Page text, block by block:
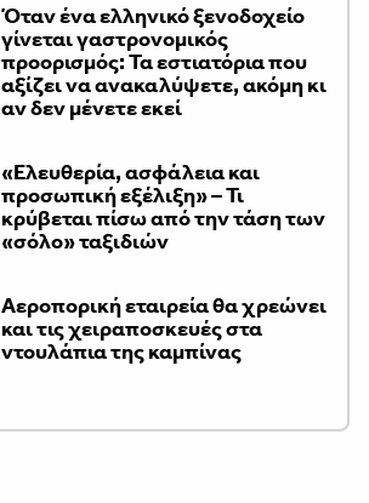
Όταν ένα ελληνικό ξενοδοχείο
γίνεται γαστρονομικός
προορισμός: Τα εστιατόρια που
αξίζει να ανακαλύψετε, ακόμη κι
αν δεν μένετε εκεί
«Ελευθερία, ασφάλεια και
προσωπική εξέλιξη» – Τι
κρύβεται πίσω από την τάση των
«σόλο» ταξιδιών
Αεροπορική εταιρεία θα χρεώνει
και τις χειραποσκευές στα
ντουλάπια της καμπίνας